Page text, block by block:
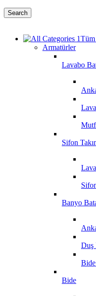
Search
Armatürler
Lavabo
Sifon
Banyo
Duş
Bide